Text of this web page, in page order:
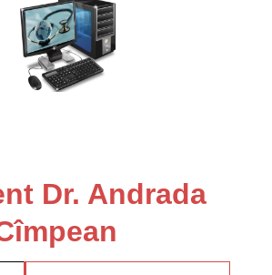
Dr. Andrada